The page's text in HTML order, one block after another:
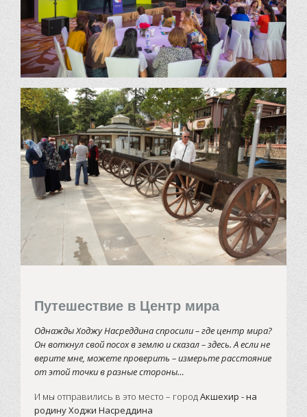
Путешествие в Центр мира
Однажды Ходжу Насреддина спросили – где центр мира?
Он воткнул свой посох в землю и сказал – здесь. А если не
верите мне, можете проверить – измерьте расстояние
от этой точки в разные стороны…
И мы отправились в это место – городАкшехир - на
родину Ходжи Насреддина